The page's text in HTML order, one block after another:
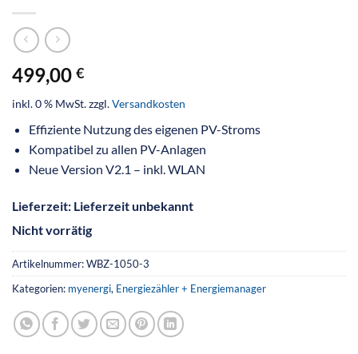
499,00 €
inkl. 0 % MwSt.zzgl.Versandkosten
Effiziente Nutzung des eigenen PV-Stroms
Kompatibel zu allen PV-Anlagen
Neue Version V2.1 – inkl. WLAN
Lieferzeit: Lieferzeit unbekannt
Nicht vorrätig
Artikelnummer:WBZ-1050-3
Kategorien: myenergi, Energiezähler + Energiemanager